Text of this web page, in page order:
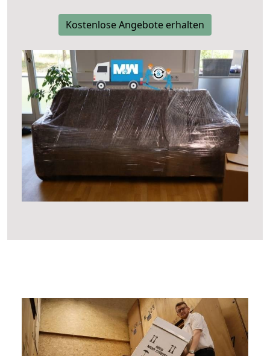
Kostenlose Angebote erhalten